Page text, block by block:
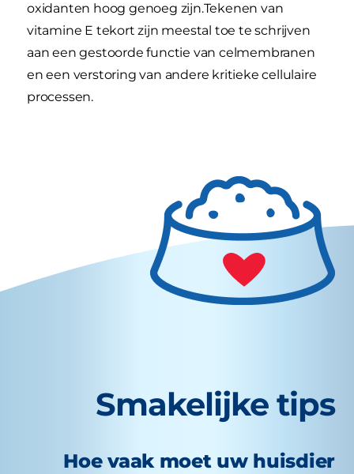
oxidanten hoog genoeg zijn.Tekenen van
vitamine E tekort zijn meestal toe te schrijven
aan een gestoorde functie van celmembranen
en een verstoring van andere kritieke cellulaire
processen.
Smakelijke tips
Hoe vaak moet uw huisdier